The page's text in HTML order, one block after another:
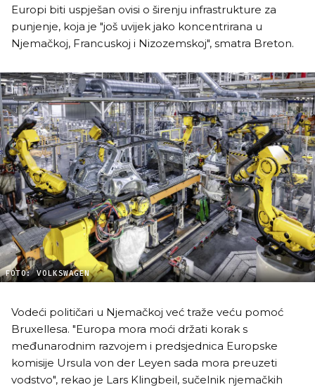
Europi biti uspješan ovisi o širenju infrastrukture za
punjenje, koja je "još uvijek jako koncentrirana u
Njemačkoj, Francuskoj i Nizozemskoj", smatra Breton.
FOTO: VOLKSWAGEN
Vodeći političari u Njemačkoj već traže veću pomoć
Bruxellesa. "Europa mora moći držati korak s
međunarodnim razvojem i predsjednica Europske
komisije Ursula von der Leyen sada mora preuzeti
vodstvo", rekao je Lars Klingbeil, sučelnik njemačkih